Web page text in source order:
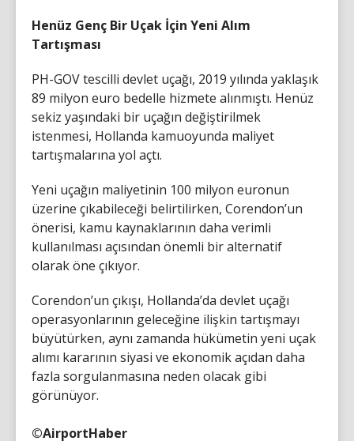
Henüz Genç Bir Uçak İçin Yeni Alım
Tartışması
PH-GOV tescilli devlet uçağı, 2019 yılında yaklaşık
89 milyon euro bedelle hizmete alınmıştı. Henüz
sekiz yaşındaki bir uçağın değiştirilmek
istenmesi, Hollanda kamuoyunda maliyet
tartışmalarına yol açtı.
Yeni uçağın maliyetinin 100 milyon euronun
üzerine çıkabileceği belirtilirken, Corendon’un
önerisi, kamu kaynaklarının daha verimli
kullanılması açısından önemli bir alternatif
olarak öne çıkıyor.
Corendon’un çıkışı, Hollanda’da devlet uçağı
operasyonlarının geleceğine ilişkin tartışmayı
büyütürken, aynı zamanda hükümetin yeni uçak
alımı kararının siyasi ve ekonomik açıdan daha
fazla sorgulanmasına neden olacak gibi
görünüyor.
©AirportHaber